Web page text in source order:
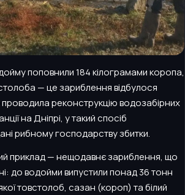
поповнили 184 кілограмами коропа,
— це зариблення відбулося
реконструкцію водозабірних
на Дніпрі, у такий спосіб
рибному господарству збитки.
приклад — нещодавнє зариблення, що
до водойми випустили понад 36 тонн
товстолоб, сазан (короп) та білий